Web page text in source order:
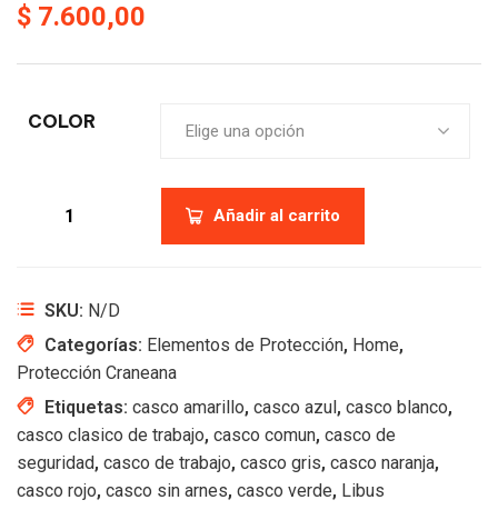
$ 7.600,00
COLOR Elige una opción
Añadir al carrito
SKU: N/D
Categorías: Elementos de Protección, Home,
Protección Craneana
Etiquetas: casco amarillo, casco azul , casco blanco,
casco clasico de trabajo, casco comun, casco de
seguridad, casco de trabajo, casco gris, casco naranja,
casco rojo, casco sin arnes, casco verde, Libus